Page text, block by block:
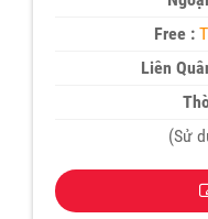
Free :
Liên
(Sử